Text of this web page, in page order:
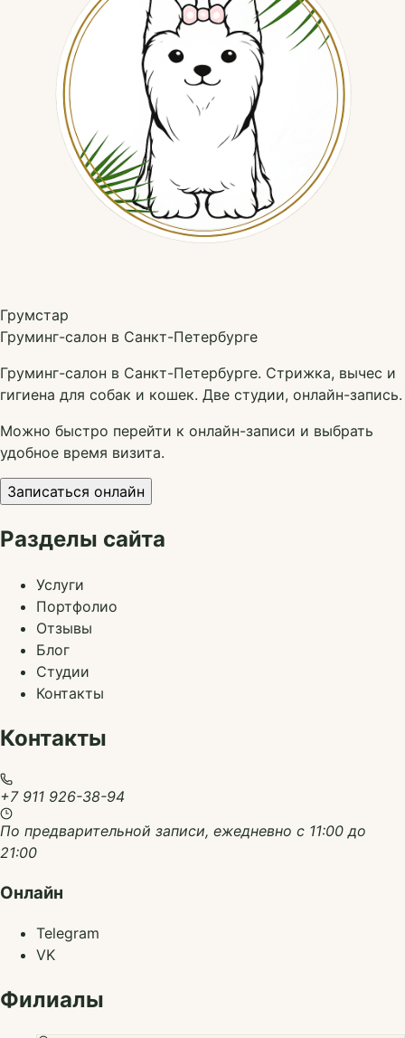
Грумстар
Груминг-салон в Санкт-Петербурге
Груминг-салон в Санкт-Петербурге. Стрижка, вычес и
гигиена для собак и кошек. Две студии, онлайн-запись.
Можно быстро перейти к онлайн-записи и выбрать
удобное время визита.
Записаться онлайн
Разделы сайта
Услуги
Портфолио
Отзывы
Блог
Студии
Контакты
Контакты
+7 911 926-38-94
По предварительной записи, ежедневно с 11:00 до
21:00
Онлайн
Telegram
VK
Филиалы